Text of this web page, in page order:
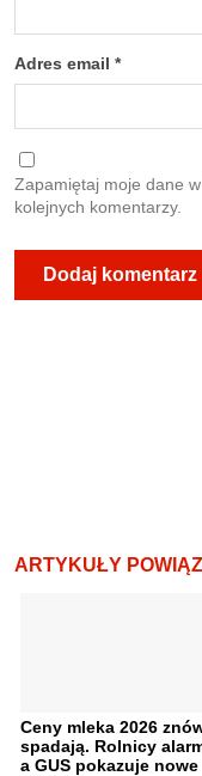
Adres email *
Zapamiętaj moje dane
kolejnych komentarzy.
ARTYKUŁY
Ceny mleka 2026
spadają. Rolnicy
a GUS pokazuje nowe